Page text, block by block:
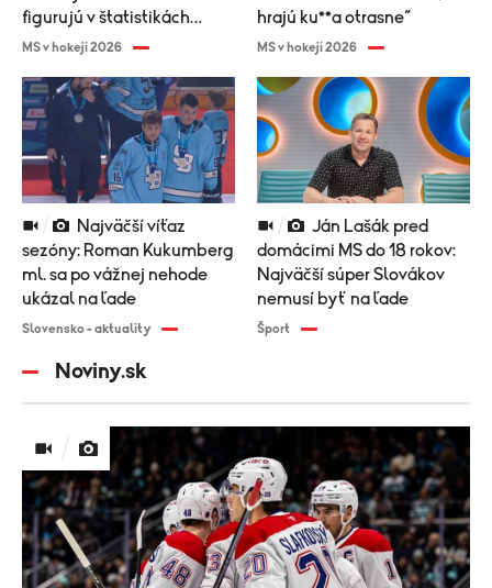
figurujú v štatistikách
Slováci?
MS v hokeji 2026
hrajú ku**a otrasne“
MS v hokeji 2026
sezóny: Roman Kukumberg
ml. sa po vážnej nehode
ukázal na ľade
Slovensko - aktuality
domácimi MS do 18 rokov:
Najväčší súper Slovákov
nemusí byť na ľade
Šport
Noviny.sk